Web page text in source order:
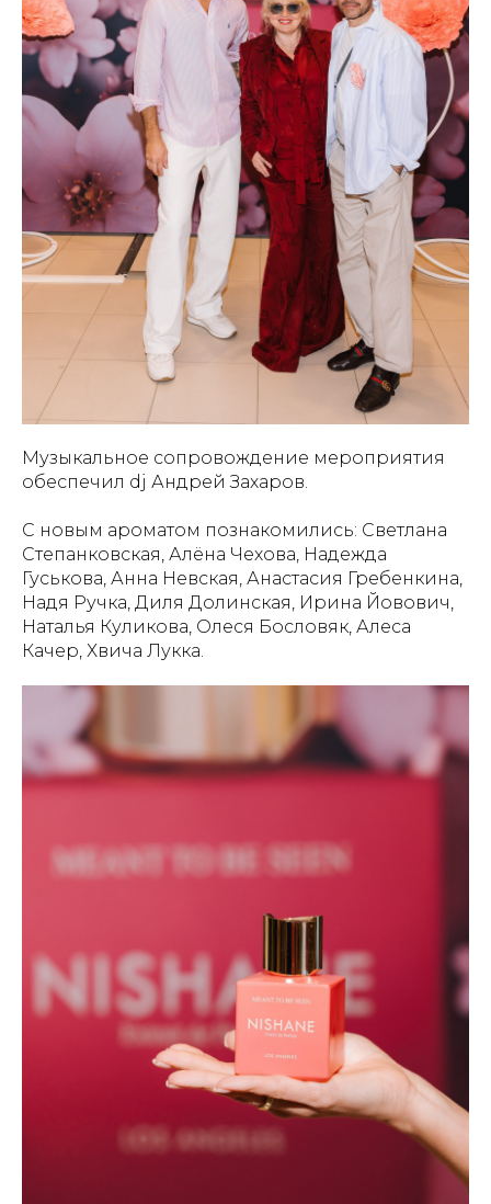
Музыкальное сопровождение мероприятия
обеспечил dj Андрей Захаров.
С новым ароматом познакомились: Светлана
Степанковская, Алёна Чехова, Надежда
Гуськова, Анна Невская, Анастасия Гребенкина,
Надя Ручка, Диля Долинская, Ирина Йовович,
Наталья Куликова, Олеся Бословяк, Алеса
Качер, Хвича Лукка.